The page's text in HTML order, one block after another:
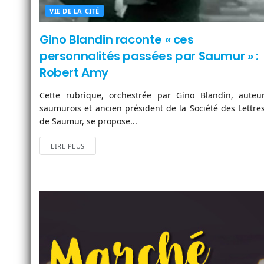
VIE DE LA CITÉ
Gino Blandin raconte « ces
personnalités passées par Saumur » :
Robert Amy
Cette rubrique, orchestrée par Gino Blandin,
saumurois et ancien président de la Société des
de Saumur, se propose...
LIRE PLUS